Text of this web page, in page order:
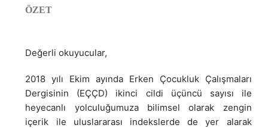
ÖZET
Değerli okuyucular,
2018 yılı Ekim ayında Erken Çocukluk Çalışmaları
Dergisinin (EÇÇD) ikinci cildi üçüncü sayısı ile
heyecanlı yolculuğumuza bilimsel olarak zengin
içerik ile uluslararası indekslerde de yer alarak